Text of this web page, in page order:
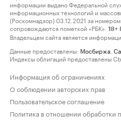
информации выдано Федеральной
информационных технологий и
(Роскомнадзор) 03.12.2021 за
сопровождаются пометкой «РБК».
18+
Владельцем сайта является
Данные предоставлены: Мосбиржа
Индексы облигаций предоставлены
Информация об ограничениях
О соблюдении авторских прав
Пользовательское соглашение
Политика в отношении обработки